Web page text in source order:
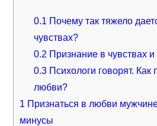
0.1 Почему так тяжело
чувствах?
0.2 Признание в чувствах и
0.3Психологи говорят. Как
любви?
1 Признаться в любви
минусы